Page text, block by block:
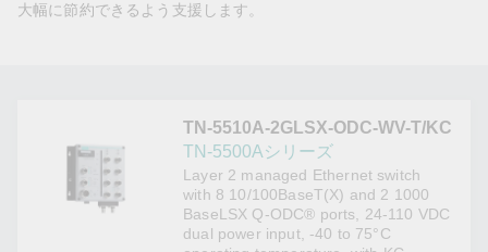
大幅に節約できるよう支援します。
TN-5510A-2GLSX-ODC-WV-T/KC
TN-5500Aシリーズ
Layer 2 managed Ethernet switch
with 8 10/100BaseT(X) and 2 1000
BaseLSX Q-ODC® ports, 24-110 VDC
dual power input, -40 to 75°C